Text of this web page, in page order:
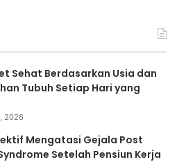
Sehat Berdasarkan Usia dan
Tubuh Setiap Hari yang
2026
Mengatasi Gejala Post
Setelah Pensiun Kerja